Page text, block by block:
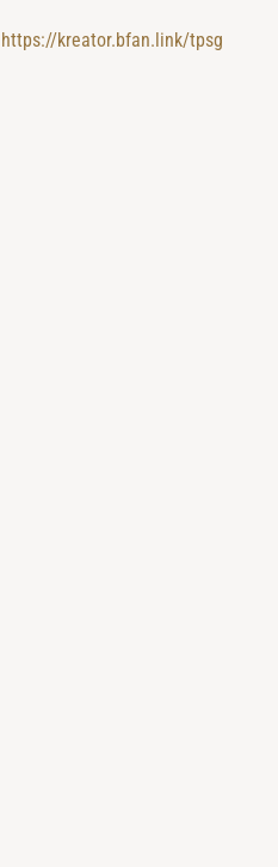
https://kreator.bfan.link/tpsg